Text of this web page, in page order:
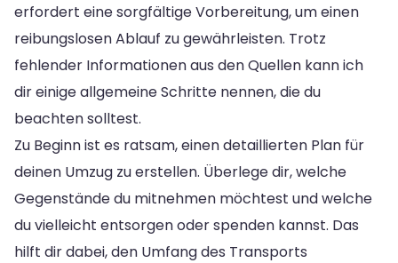
erfordert eine sorgfältige Vorbereitung, um einen
reibungslosen Ablauf zu gewährleisten. Trotz
fehlender Informationen aus den Quellen kann ich
dir einige allgemeine Schritte nennen, die du
beachten solltest.
Zu Beginn ist es ratsam, einen detaillierten Plan für
deinen Umzug zu erstellen. Überlege dir, welche
Gegenstände du mitnehmen möchtest und welche
du vielleicht entsorgen oder spenden kannst. Das
hilft dir dabei, den Umfang des Transports